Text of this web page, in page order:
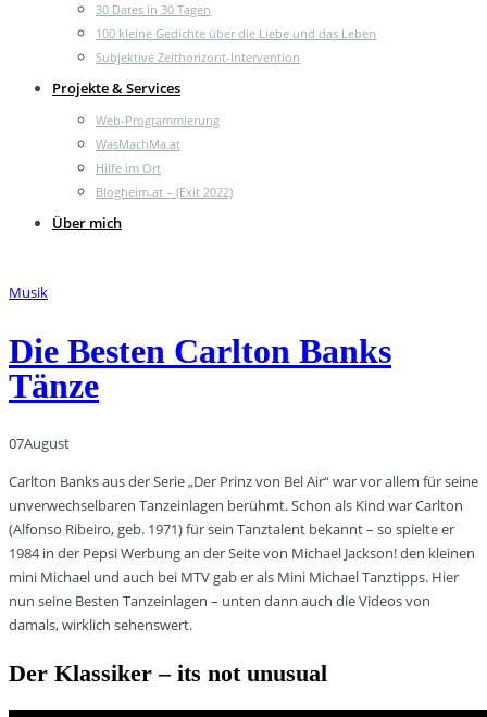
30 Dates in 30 Tagen
100 kleine Gedichte über die Liebe und das Leben
Subjektive Zeithorizont-Intervention
Projekte & Services
Web-Programmierung
WasMachMa.at
Hilfe im Ort
Blogheim.at – (Exit 2022)
Über mich
Musik
Die Besten Carlton Banks
Tänze
07August
Carlton Banks aus der Serie „Der Prinz von Bel Air“ war vor allem für seine
unverwechselbaren Tanzeinlagen berühmt. Schon als Kind war Carlton
(Alfonso Ribeiro, geb. 1971) für sein Tanztalent bekannt – so spielte er
1984 in der Pepsi Werbung an der Seite von Michael Jackson! den kleinen
mini Michael und auch bei MTV gab er als Mini Michael Tanztipps. Hier
nun seine Besten Tanzeinlagen – unten dann auch die Videos von
damals, wirklich sehenswert.
Der Klassiker – its not unusual